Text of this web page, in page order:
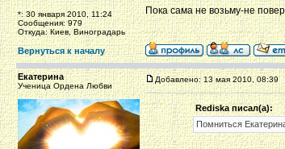
*: 30 января 2010, 11:24
Сообщения: 979
Откуда: Киев, Виноградарь
Пока сама не возьму-не
Вернуться к началу
Екатерина
Ученица Ордена Любви
Добавлено: 13 мая 2010, 08:39
Rediska писал(а):
Помниться